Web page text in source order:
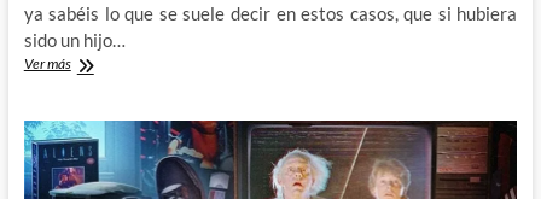
ya sabéis lo que se suele decir en estos casos, que si hubiera
sido un hijo…
Ver másBrainstomping
años…
La
semana
que